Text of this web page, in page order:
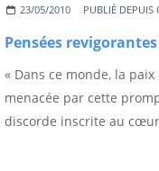
23/05/2010 PUBLIÉ DEPUIS
Pensées revigorantes
« Dans ce monde, la paix
menacée par cette
discorde inscrite au